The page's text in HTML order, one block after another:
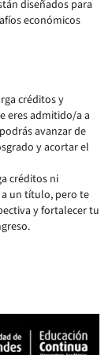
diseñados para
económicos
créditos y
eres admitido/a a
avanzar de
y acortar el
créditos ni
un título, pero te
y fortalecer tu